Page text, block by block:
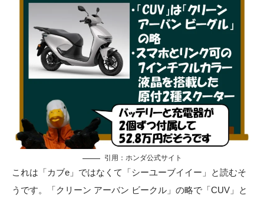
引用： ホンダ公式サイト
これは「カブe」ではなくて「シーユーブイイー」と読むそ
うです。「クリーン アーバン ビークル」の略で「CUV」と